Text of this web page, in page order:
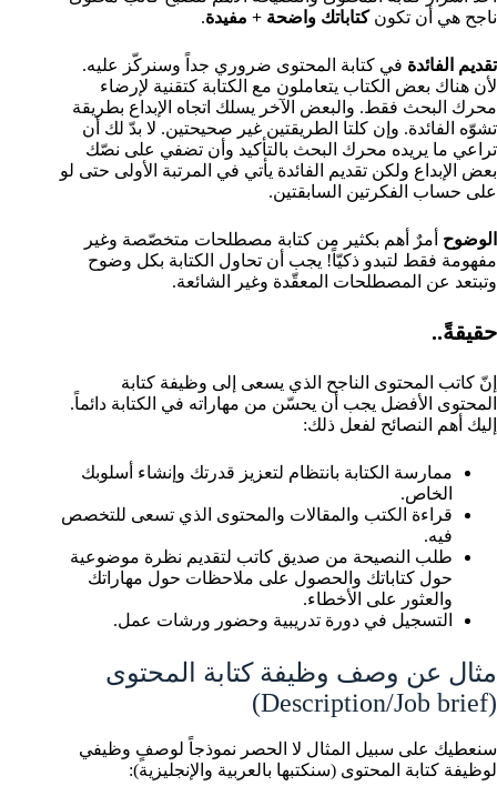
ناجح هي أن تكونكتاباتك واضحة + مفيدة.
تقديم الفائدة في كتابة المحتوى ضروري جداً وسنركّز عليه.
لأن هناك بعض الكتاب يتعاملون مع الكتابة كتقنية لإرضاء
محرك البحث فقط. والبعض الآخر يسلك اتجاه الإبداع بطريقة
تشوّه الفائدة. وإن كلتا الطريقتين غير صحيحتين. لا بدّ لك أن
تراعي ما يريده محرك البحث بالتأكيد وأن تضفي على نصّك
بعض الإبداع ولكن تقديم الفائدة يأتي في المرتبة الأولى حتى لو
على حساب الفكرتين السابقتين.
الوضوح أمرٌ أهم بكثير من كتابة مصطلحات متخصّصة وغير
مفهومة فقط لتبدو ذكيّاً! يجب أن تحاول الكتابة بكل وضوح
وتبتعد عن المصطلحات المعقّدة وغير الشائعة.
حقيقةً..
إنّ كاتب المحتوى الناجح الذي يسعى إلى وظيفة كتابة
المحتوى الأفضل يجب أن يحسّن من مهاراته في الكتابة دائماً.
إليك أهم النصائح لفعل ذلك:
ممارسة الكتابة بانتظام لتعزيز قدرتك وإنشاء أسلوبك
الخاص.
قراءة الكتب والمقالات والمحتوى الذي تسعى للتخصص
فيه.
طلب النصيحة من صديق كاتب لتقديم نظرة موضوعية
حول كتاباتك والحصول على ملاحظات حول مهاراتك
والعثور على الأخطاء.
التسجيل في دورة تدريبية وحضور ورشات عمل.
مثال عن وصف وظيفة كتابة المحتوى
(Description/Job brief)
سنعطيك على سبيل المثال لا الحصر نموذجاً لوصفٍ وظيفي
لوظيفة كتابة المحتوى (سنكتبها بالعربية والإنجليزية):